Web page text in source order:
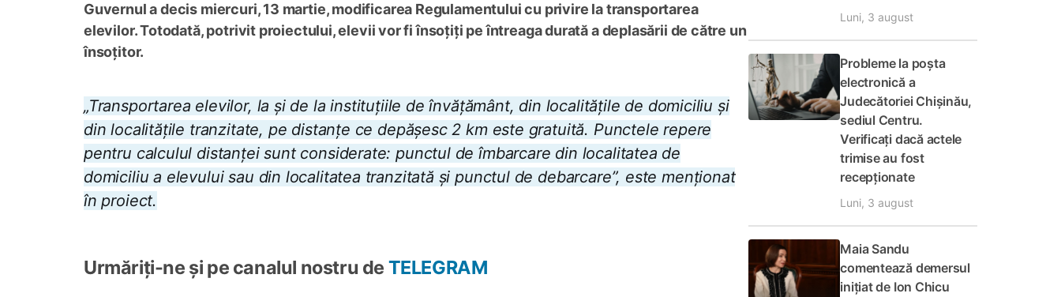
Guvernul a decis miercuri, 13 martie, modificarea Regulamentului cu privire la transportarea
elevilor. Totodată, potrivit proiectului, elevii vor fi însoțiți pe întreaga durată a deplasării de către un
însoțitor.
„Transportarea elevilor, la și de la instituțiile de învățământ, din localitățile de domiciliu și
din localitățile tranzitate, pe distanțe ce depășesc 2 km este gratuită. Punctele repere
pentru calculul distanței sunt considerate: punctul de îmbarcare din localitatea de
domiciliu a elevului sau din localitatea tranzitată și punctul de debarcare”, este menționat
în proiect.
Urmăriți-ne și pe canalul nostru de TELEGRAM
Luni, 3 august
Probleme la poșta
electronică a
Judecătoriei Chișinău,
sediul Centru.
Verificați dacă actele
trimise au fost
recepționate
Luni, 3 august
Maia Sandu
comentează demersul
inițiat de Ion Chicu